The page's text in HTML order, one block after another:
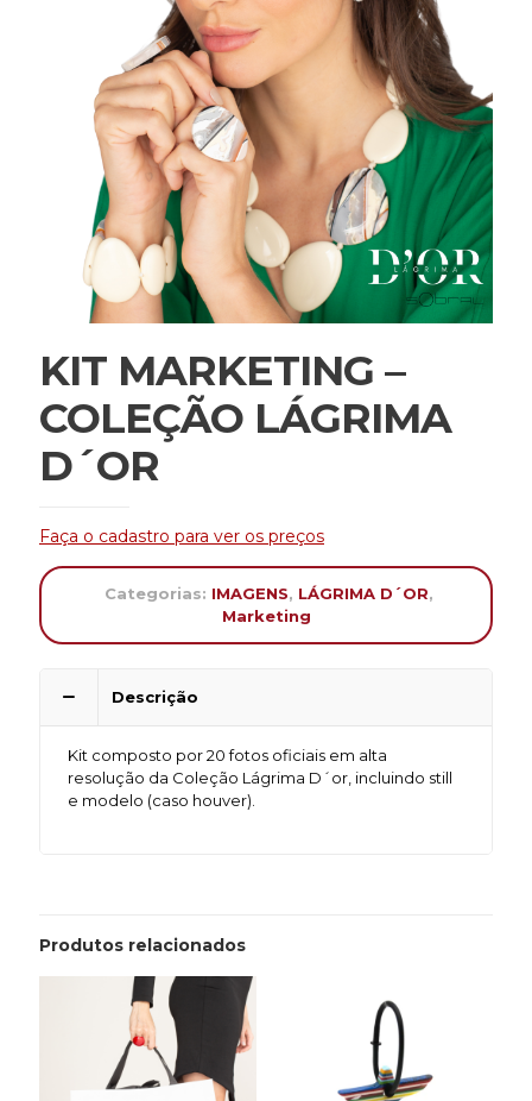
KIT MARKETING –
COLEÇÃO LÁGRIMA
D´OR
Faça o cadastro para ver os preços
Categorias: IMAGENS, LÁGRIMA D´OR,
Marketing
Descrição
Kit composto por 20 fotos oficiais em alta
resolução da Coleção Lágrima D´or, incluindo still
e modelo (caso houver).
Produtos relacionados